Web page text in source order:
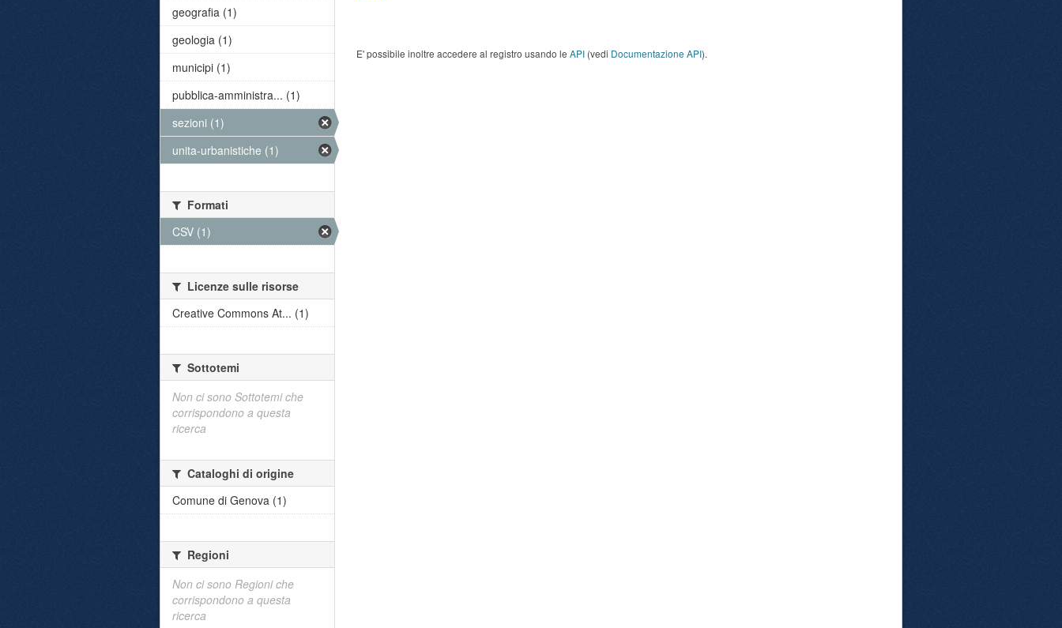
E' possibile inoltre accedere al registro usando le API (vedi Documentazione API).
geografia (1)
geologia (1)
municipi (1)
pubblica-amministra... (1)
sezioni (1)
unita-urbanistiche (1)
Formati
CSV (1)
Licenze sulle risorse
Creative Commons At... (1)
Sottotemi
Non ci sono Sottotemi che
corrispondono a questa
ricerca
Cataloghi di origine
Comune di Genova (1)
Regioni
Non ci sono Regioni che
corrispondono a questa
ricerca